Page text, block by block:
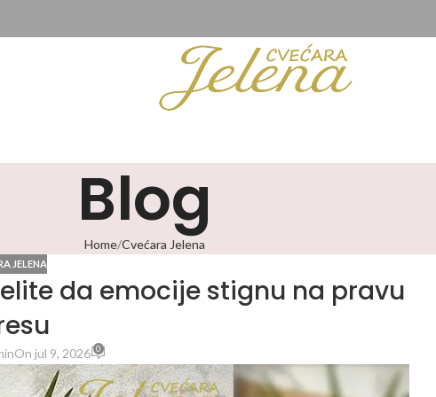
Blog
Home Cvećara Jelena
JELENA
da emocije stignu na pravu
On jul 9, 2026 0